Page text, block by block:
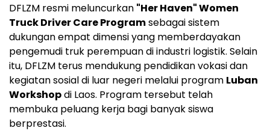
DFLZM resmi meluncurkan "Her Haven" Women
Truck Driver Care Programsebagai sistem
dukungan empat dimensi yang memberdayakan
pengemudi truk perempuan di industri logistik. Selain
itu, DFLZM terus mendukung pendidikan vokasi dan
kegiatan sosial di luar negeri melalui program Luban
Workshopdi Laos. Program tersebut telah
membuka peluang kerja bagi banyak siswa
berprestasi.